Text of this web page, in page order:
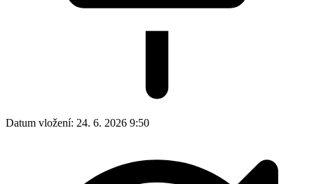
Datum vložení: 24. 6. 2026 9:50